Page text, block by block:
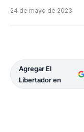
24 de mayo de 2023
Agregar El
Libertador en